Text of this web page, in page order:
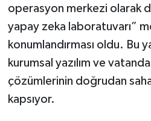
operasyon merkezi olarak
yapay zeka laboratuvarı”
konumlandırması oldu. Bu
kurumsal yazılım ve
çözümlerinin doğrudan
kapsıyor.